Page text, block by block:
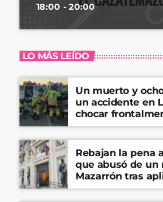
18:00 - 20:00
LO MÁS LEÍDO
Un muerto y
un accidente en
chocar
y una furgoneta
Rebajan la pena
que abusó de un
Mazarrón tras
del ‘solo sí es sí’